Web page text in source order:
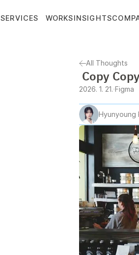
SERVICES WORKSINSIGHTS
All Thoughts
Copy
2026. 1. 21. Figma
Hyunyoung